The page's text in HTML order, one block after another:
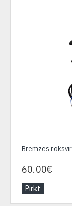
Bremzes
60.00€
Pirkt